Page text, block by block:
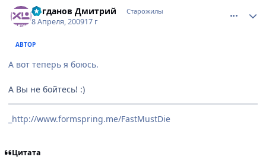
Богданов Дмитрий Старожилы
8 Апреля, 200917 г
АВТОР
А вот теперь я боюсь.
А Вы не бойтесь! :)
_http://www.formspring.me/FastMustDie
Цитата